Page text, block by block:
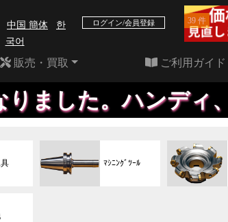
中国 簡体
한
국어
ログイン/会員登録 39 件
販売・買取 ご利用ガイド
ィ、平板等のレ
ﾏｼﾆﾝｸﾞﾂｰﾙ